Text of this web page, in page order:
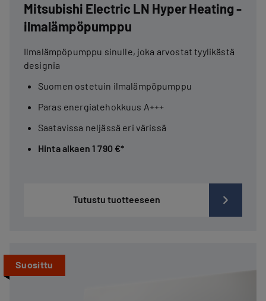
Mitsubishi Electric LN Hyper Heating -
ilmalämpöpumppu
Ilmalämpöpumppu sinulle, joka arvostat tyylikästä
designia
Suomen ostetuin ilmalämpöpumppu
Paras energiatehokkuus A+++
Saatavissa neljässä eri värissä
Hinta alkaen 1 790 €*
Tutustu tuotteeseen
Suosittu